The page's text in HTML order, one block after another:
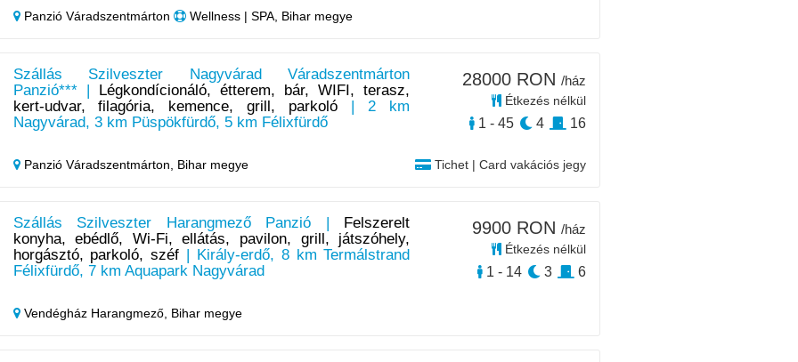
Panzió Váradszentmárton Wellness | SPA, Bihar megye
Szállás Szilveszter Nagyvárad Váradszentmárton
Panzió*** |
Légkondícionáló, étterem, bár, WIFI, terasz,
kert-udvar, filagória, kemence, grill, parkoló | 2 km
Nagyvárad, 3 km Püspökfürdő, 5 km Félixfürdő
Panzió Váradszentmárton, Bihar megye Tichet | Card vakációs jegy
28000 RON /ház
Étkezés nélkül
1 - 45 4 16
Szállás Szilveszter Harangmező Panzió |
Felszerelt
konyha, ebédlő, Wi-Fi, ellátás, pavilon, grill, játszóhely,
horgásztó, parkoló, széf | Király-erdő, 8 km Termálstrand
Félixfürdő, 7 km Aquapark Nagyvárad
Vendégház Harangmező, Bihar megye
9900 RON /ház
Étkezés nélkül
1 - 14 3 6